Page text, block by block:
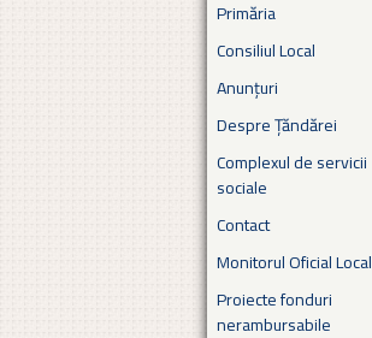
Primăria
Consiliul Local
Anunțuri
Despre Țăndărei
Complexul de servicii
sociale
Contact
Monitorul Oficial Local
Proiecte fonduri
nerambursabile